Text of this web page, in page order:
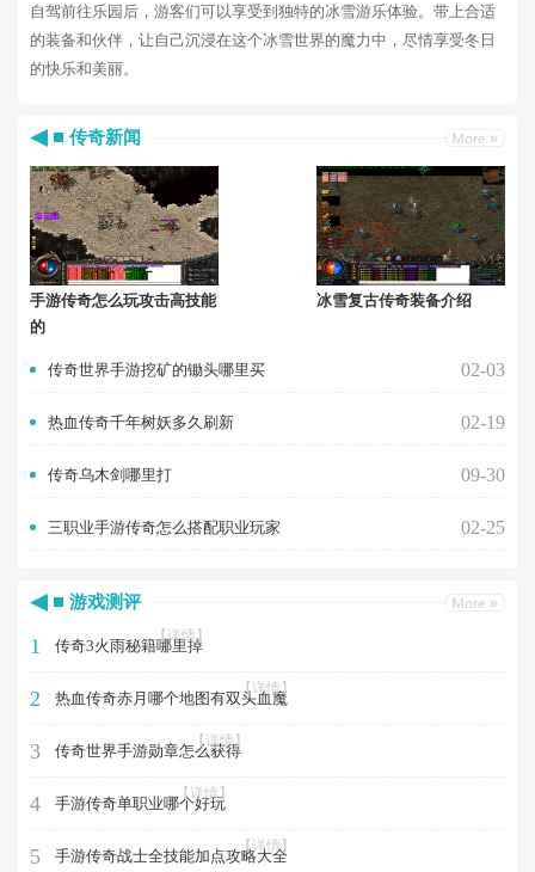
自驾前往乐园后，游客们可以享受到独特的冰雪游乐体验。带上合适
的装备和伙伴，让自己沉浸在这个冰雪世界的魔力中，尽情享受冬日
的快乐和美丽。
传奇新闻
手游传奇怎么玩攻击高技能
的
冰雪复古传奇装备介绍
传奇世界手游挖矿的锄头哪里买 02-03
热血传奇千年树妖多久刷新 02-19
传奇乌木剑哪里打 09-30
三职业手游传奇怎么搭配职业玩家 02-25
游戏测评
1 传奇3火雨秘籍哪里掉
【详情】
2 热血传奇赤月哪个地图有双头血魔
【详情】
3 传奇世界手游勋章怎么获得
【详情】
4 手游传奇单职业哪个好玩
【详情】
5 手游传奇战士全技能加点攻略大全
【详情】